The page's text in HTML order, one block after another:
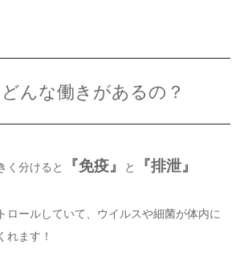
んな働きがあるの？
く分けると 『免疫』 と 『排泄』
ロールしていて、 ウイルスや細菌が体内に
れます！